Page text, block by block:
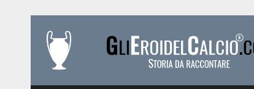
content